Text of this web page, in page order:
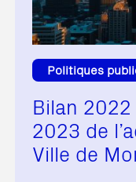
Politiques
Bilan
2023 de
Ville de